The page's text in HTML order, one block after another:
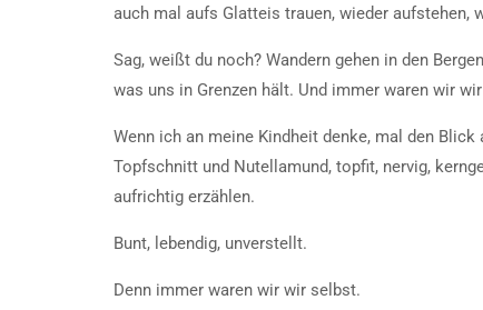
auch mal aufs Glatteis trauen, wieder
Sag, weißt du noch? Wandern gehen in den
was uns in Grenzen hält. Und immer waren wir
Wenn ich an meine Kindheit denke, mal den
Topfschnitt und Nutellamund, topfit, nervig,
aufrichtig erzählen.
Bunt, lebendig, unverstellt.
Denn immer waren wir wir selbst.